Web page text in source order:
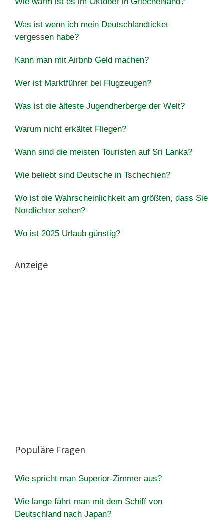
Was ist wenn ich mein Deutschlandticket
vergessen habe?
Kann man mit Airbnb Geld machen?
Wer ist Marktführer bei Flugzeugen?
Was ist die älteste Jugendherberge der Welt?
Warum nicht erkältet Fliegen?
Wann sind die meisten Touristen auf Sri Lanka?
Wie beliebt sind Deutsche in Tschechien?
Wo ist die Wahrscheinlichkeit am größten, dass Sie
Nordlichter sehen?
Wo ist 2025 Urlaub günstig?
Anzeige
Populäre Fragen
Wie spricht man Superior-Zimmer aus?
Wie lange fährt man mit dem Schiff von
Deutschland nach Japan?